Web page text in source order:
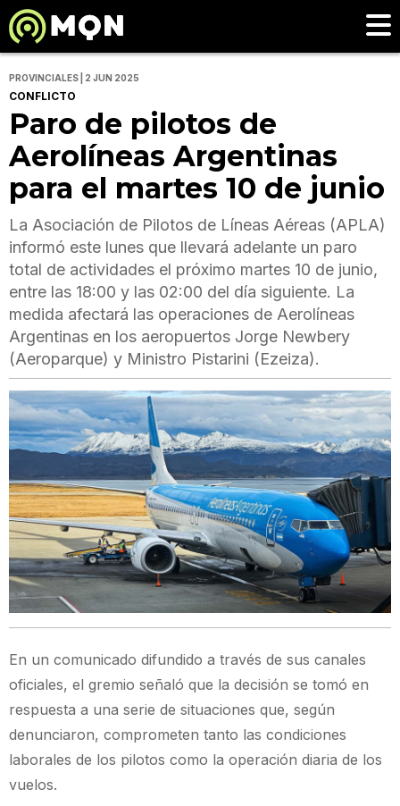
PROVINCIALES | 2 JUN 2025
CONFLICTO
Paro de pilotos de
Aerolíneas Argentinas
para el martes 10 de junio
La Asociación de Pilotos de Líneas Aéreas (APLA)
informó este lunes que llevará adelante un paro
total de actividades el próximo martes 10 de junio,
entre las 18:00 y las 02:00 del día siguiente. La
medida afectará las operaciones de Aerolíneas
Argentinas en los aeropuertos Jorge Newbery
(Aeroparque) y Ministro Pistarini (Ezeiza).
En un comunicado difundido a través de sus canales
oficiales, el gremio señaló que la decisión se tomó en
respuesta a una serie de situaciones que, según
denunciaron, comprometen tanto las condiciones
laborales de los pilotos como la operación diaria de los
vuelos.